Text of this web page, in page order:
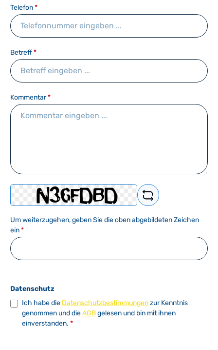
Telefon*
Betreff*
Kommentar*
Um weiterzugehen, geben Sie die oben abgebildeten Zeichen
ein*
Datenschutz
Ich habe die Datenschutzbestimmungenzur Kenntnis
genommen und dieAGBgelesen und bin mit ihnen
einverstanden. *